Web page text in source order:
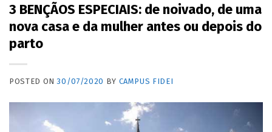
3 BENÇÃOS ESPECIAIS: de noivado, de uma
nova casa e da mulher antes ou depois do
parto
POSTED ON30/07/2020 BY CAMPUS FIDEI